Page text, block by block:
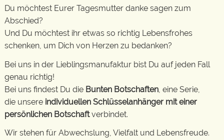
Du möchtest Eurer Tagesmutter danke sagen zum
Abschied?
Und Du möchtest ihr etwas so richtig Lebensfrohes
schenken, um Dich von Herzen zu bedanken?
Bei uns in der Lieblingsmanufaktur bist Du auf jeden Fall
genau richtig!
Bei uns findest Du die Bunten Botschaften , eine Serie,
die unsere individuellen Schlüsselanhänger mit einer
persönlichen Botschaftverbindet.
Wir stehen für Abwechslung, Vielfalt und Lebensfreude.